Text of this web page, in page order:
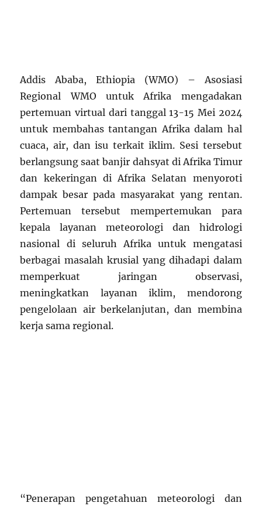
Addis Ababa, Ethiopia (WMO) – Asosiasi
Regional WMO untuk Afrika mengadakan
pertemuan virtual dari tanggal 13-15 Mei 2024
untuk membahas tantangan Afrika dalam hal
cuaca, air, dan isu terkait iklim. Sesi tersebut
berlangsung saat banjir dahsyat di Afrika Timur
dan kekeringan di Afrika Selatan menyoroti
dampak besar pada masyarakat yang rentan.
Pertemuan tersebut mempertemukan para
kepala layanan meteorologi dan hidrologi
nasional di seluruh Afrika untuk mengatasi
berbagai masalah krusial yang dihadapi dalam
memperkuat jaringan observasi,
meningkatkan layanan iklim, mendorong
pengelolaan air berkelanjutan, dan membina
kerja sama regional.
“Penerapan pengetahuan meteorologi dan